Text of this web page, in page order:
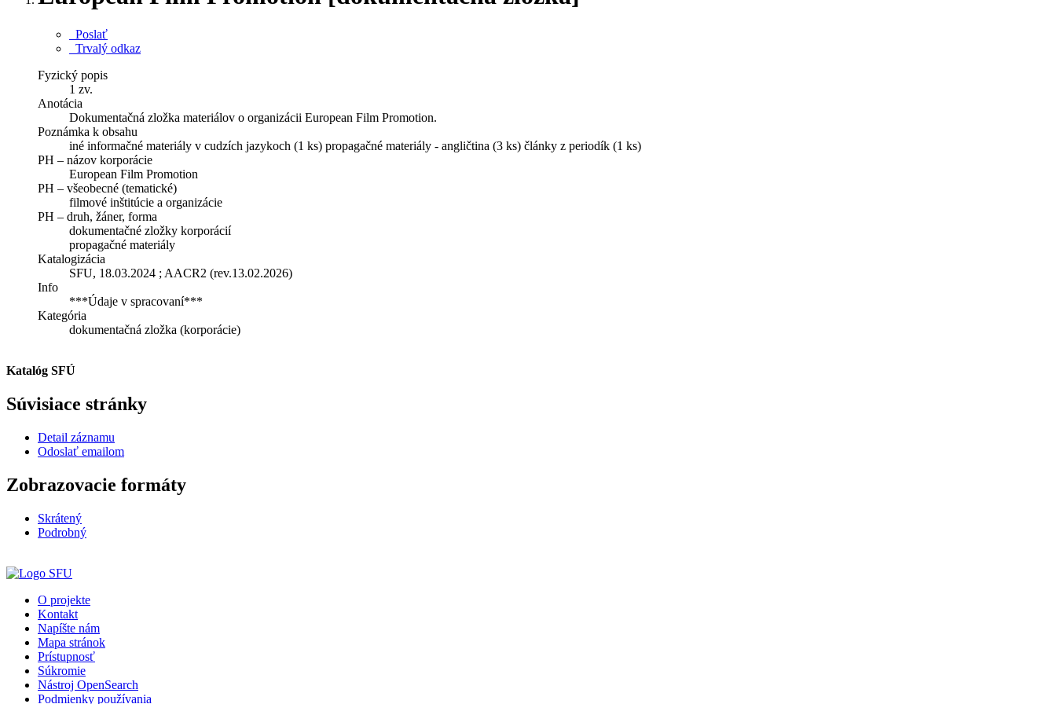
Poslať
Trvalý odkaz
Fyzický popis
1 zv.
Anotácia
Dokumentačná zložka materiálov o organizácii European Film Promotion.
Poznámka k obsahu
iné informačné materiály v cudzích jazykoch (1 ks) propagačné materiály - angličtina (3 ks) články z periodík (1 ks)
PH – názov korporácie
European Film Promotion
PH – všeobecné (tematické)
filmové inštitúcie a organizácie
PH – druh, žáner, forma
dokumentačné zložky korporácií
propagačné materiály
Katalogizácia
SFU, 18.03.2024 ; AACR2 (rev.13.02.2026)
Info
***Údaje v spracovaní***
Kategória
dokumentačná zložka (korporácie)
Katalóg SFÚ
Súvisiace stránky
Detail záznamu
Odoslať emailom
Zobrazovacie formáty
Skrátený
Podrobný
O projekte
Kontakt
Napíšte nám
Mapa stránok
Prístupnosť
Súkromie
Nástroj OpenSearch
Podmienky používania